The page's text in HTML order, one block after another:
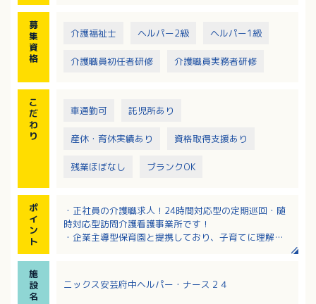
募
集
資
格
介護福祉士 ヘルパー2級 ヘルパー1級
介護職員初任者研修 介護職員実務者研修
こ
だ
わ
り
車通勤可 託児所あり
産休・育休実績あり 資格取得支援あり
残業ほぼなし ブランクOK
ポ
イ
ン
ト
・正社員の介護職求人！24時間対応型の定期巡回・随
時対応型訪問介護看護事業所です！
・企業主導型保育園と提携しており、子育てに理解の
資格取得支援制度あり！
・60歳を超えても勤務延長あり！幅広い年齢層の職員
施
設
名
ニックス安芸府中ヘルパー・ナース２４